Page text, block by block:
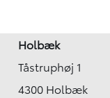
Holbæk
Tåstruphøj 1
4300 Holbæk